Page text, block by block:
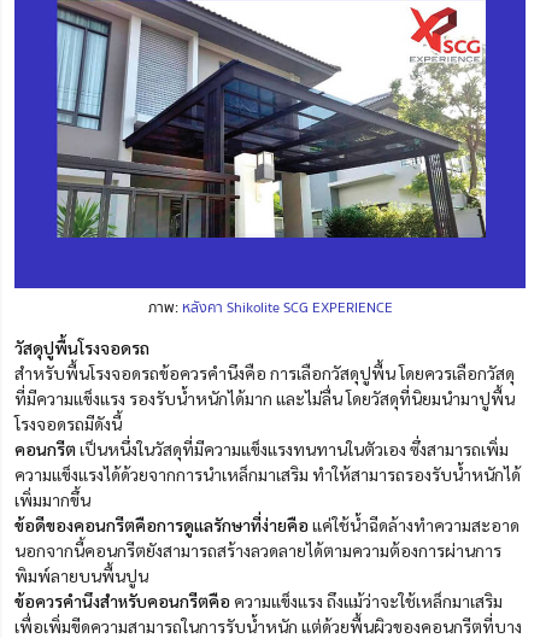
ภาพ: หลังคา Shikolite SCG EXPERIENCE
วัสดุปูพื้นโรงจอดรถ
สำหรับพื้นโรงจอดรถข้อควรคำนึงคือ การเลือกวัสดุปูพื้น โดยควรเลือกวัสดุ
ที่มีความแข็งแรง รองรับน้ำหนักได้มาก และไม่ลื่น โดยวัสดุที่นิยมนำมาปูพื้น
โรงจอดรถมีดังนี้
คอนกรีต เป็นหนึ่งในวัสดุที่มีความแข็งแรงทนทานในตัวเอง ซึ่งสามารถเพิ่ม
ความแข็งแรงได้ด้วยจากการนำเหล็กมาเสริม ทำให้สามารถรองรับน้ำหนักได้
เพิ่มมากขึ้น
ข้อดีของคอนกรีตคือการดูแลรักษาที่ง่ายคือ แค่ใช้น้ำฉีดล้างทำความสะอาด
นอกจากนี้คอนกรีตยังสามารถสร้างลวดลายได้ตามความต้องการผ่านการ
พิมพ์ลายบนพื้นปูน
ข้อควรคำนึงสำหรับคอนกรีตคือ ความแข็งแรง ถึงแม้ว่าจะใช้เหล็กมาเสริม
เพื่อเพิ่มขีดความสามารถในการรับน้ำหนัก แต่ด้วยพื้นผิวของคอนกรีตที่บาง